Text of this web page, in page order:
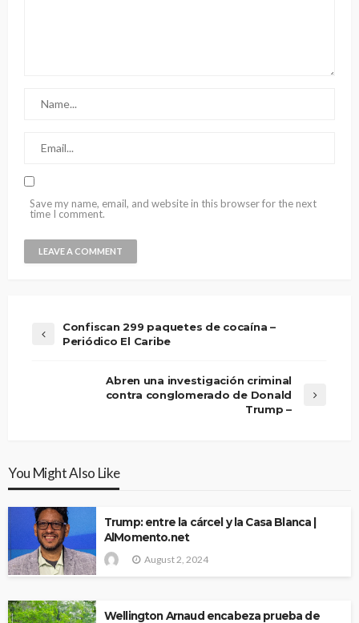
Save my name, email, and website in this browser for the next
time I comment.
Confiscan 299 paquetes de cocaína –
Periódico El Caribe
Abren una investigación criminal
contra conglomerado de Donald
Trump –
You Might Also Like
Trump: entre la cárcel y la Casa Blanca |
AlMomento.net
August 2, 2024
Wellington Arnaud encabeza prueba de